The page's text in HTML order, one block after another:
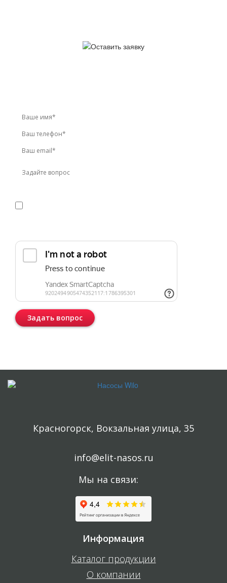
Задать вопрос
Красногорск, Вокзальная улица, 35
info@elit-nasos.ru
Мы на связи:
Информация
Каталог продукции
О компании